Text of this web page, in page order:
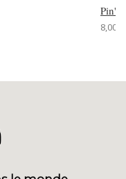
8,00 €